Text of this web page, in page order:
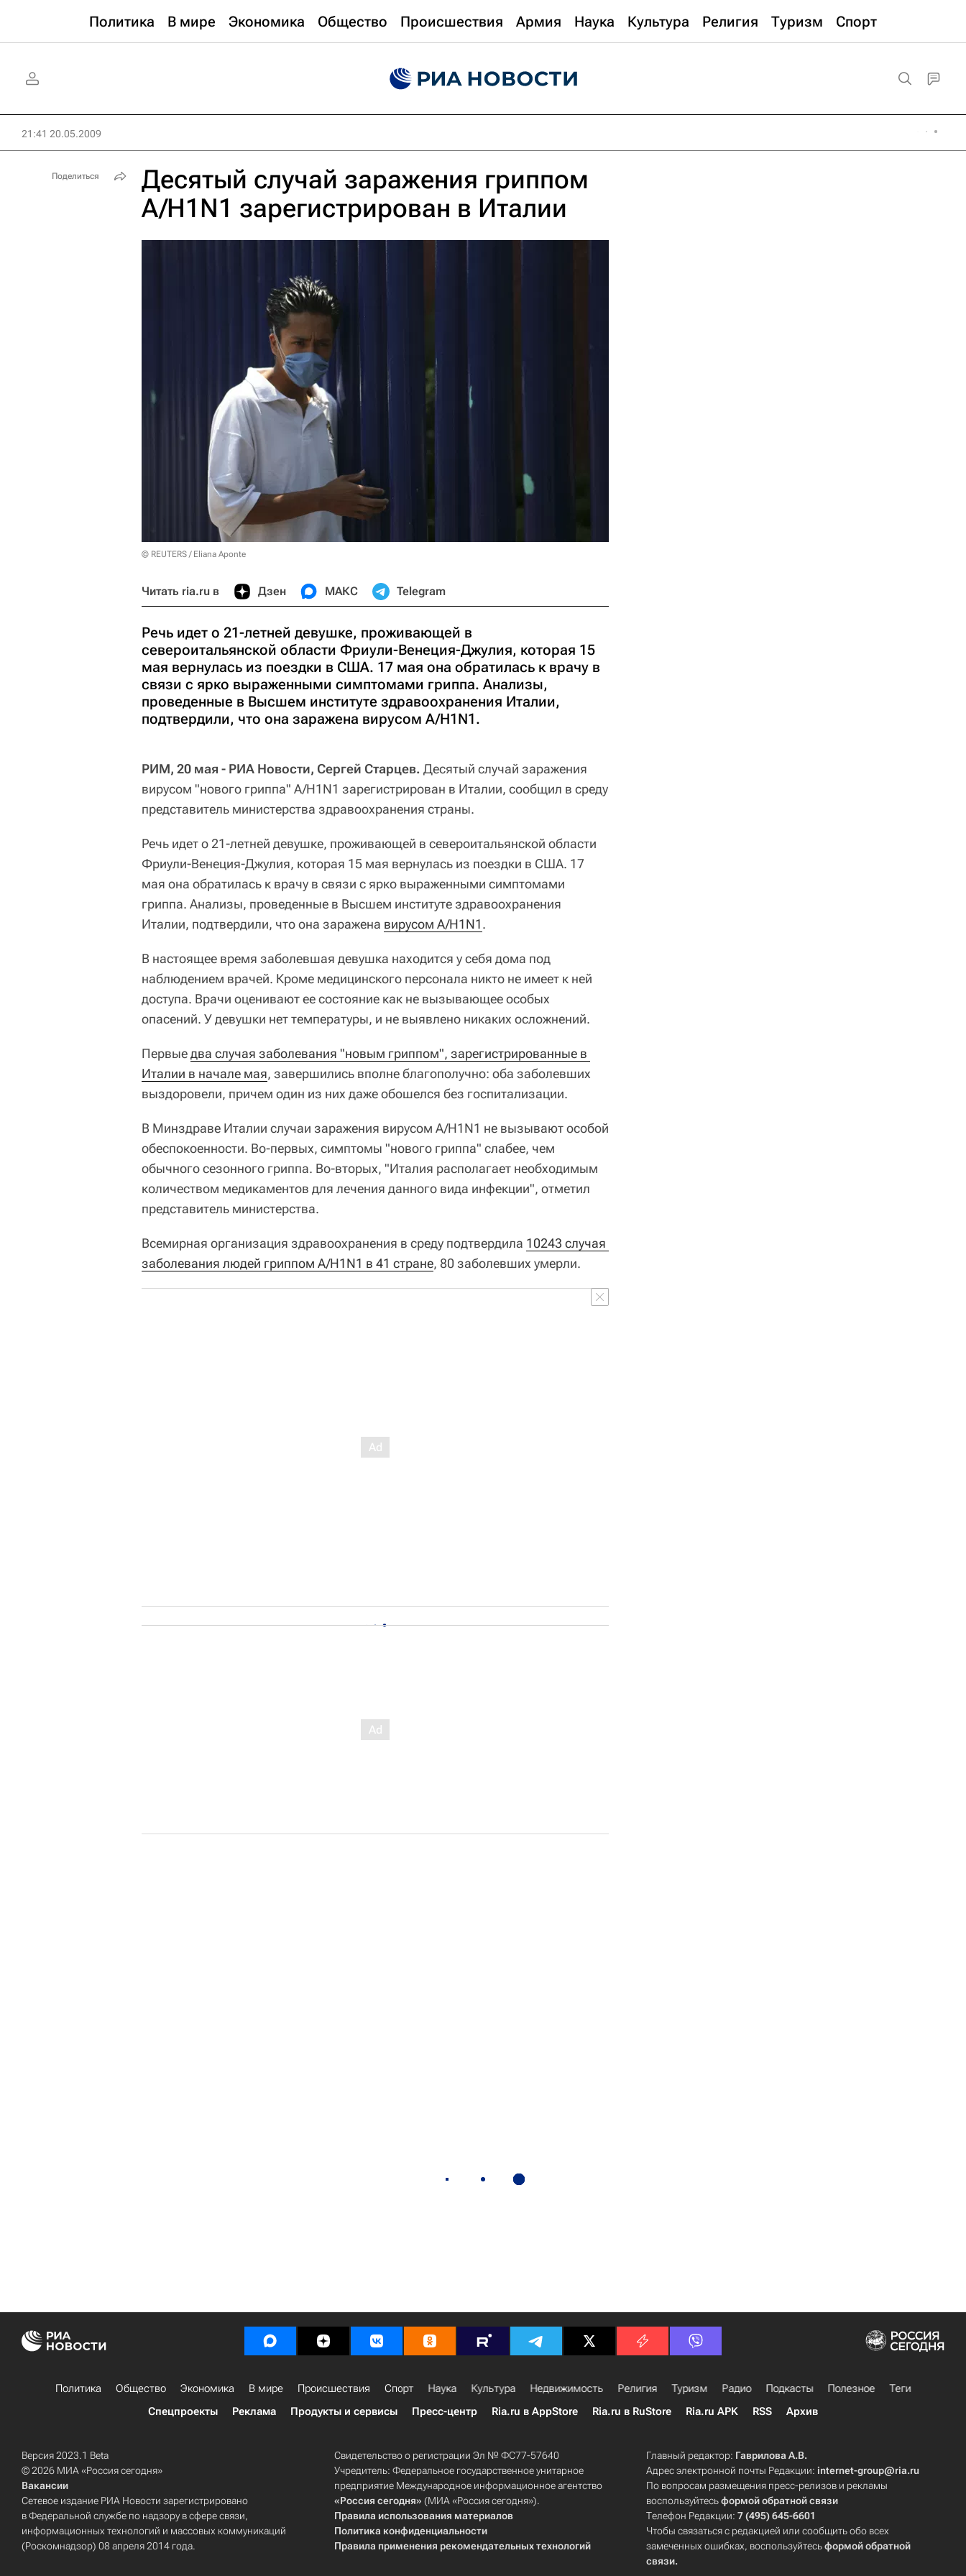
Политика В мире Экономика Общество Происшествия Армия Наука Культура Религия Туризм Спорт
21:41 20.05.2009
Десятый случай заражения гриппом
A/H1N1 зарегистрирован в Италии
© REUTERS / Eliana Aponte
Читать ria.ru в Дзен МАКС Telegram
Речь идет о 21-летней девушке, проживающей в
североитальянской области Фриули-Венеция-Джулия, которая 15
мая вернулась из поездки в США. 17 мая она обратилась к врачу в
связи с ярко выраженными симптомами гриппа. Анализы,
проведенные в Высшем институте здравоохранения Италии,
подтвердили, что она заражена вирусом A/H1N1.
РИМ, 20 мая - РИА Новости, Сергей Старцев. Десятый случай заражения
вирусом "нового гриппа" A/H1N1 зарегистрирован в Италии, сообщил в среду
представитель министерства здравоохранения страны.
Речь идет о 21-летней девушке, проживающей в североитальянской области
Фриули-Венеция-Джулия, которая 15 мая вернулась из поездки в США. 17
мая она обратилась к врачу в связи с ярко выраженными симптомами
гриппа. Анализы, проведенные в Высшем институте здравоохранения
Италии, подтвердили, что она заражена вирусом A/H1N1.
В настоящее время заболевшая девушка находится у себя дома под
наблюдением врачей. Кроме медицинского персонала никто не имеет к ней
доступа. Врачи оценивают ее состояние как не вызывающее особых
опасений. У девушки нет температуры, и не выявлено никаких осложнений.
Первыедва случая заболевания "новым гриппом", зарегистрированные в
Италии в начале мая, завершились вполне благополучно: оба заболевших
выздоровели, причем один из них даже обошелся без госпитализации.
В Минздраве Италии случаи заражения вирусом A/H1N1 не вызывают особой
обеспокоенности. Во-первых, симптомы "нового гриппа" слабее, чем
обычного сезонного гриппа. Во-вторых, "Италия располагает необходимым
количеством медикаментов для лечения данного вида инфекции", отметил
представитель министерства.
Всемирная организация здравоохранения в среду подтвердила 10243 случая
заболевания людей гриппом A/H1N1 в 41 стране, 80 заболевших умерли.
Поделиться
Политика Общество Экономика В мире Происшествия Спорт Наука Культура Недвижимость Религия Туризм Радио Подкасты Полезное
Теги
Спецпроекты
Реклама Продукты и сервисы Пресс-центр Ria.ru в AppStore Ria.ru в RuStore Ria.ru APK RSS Архив
Версия 2023.1 Beta
© 2026 МИА «Россия сегодня»
Вакансии
Сетевое издание РИА Новости зарегистрировано
в Федеральной службе по надзору в сфере связи,
информационных технологий и массовых коммуникаций
(Роскомнадзор) 08 апреля 2014 года.
Свидетельство о регистрации Эл № ФС77-57640
Учредитель: Федеральное государственное унитарное
предприятие Международное информационное агентство
«Россия сегодня» (МИА «Россия сегодня»).
Правила использования материалов
Политика конфиденциальности
Правила применения рекомендательных технологий
Главный редактор: Гаврилова А.В.
Адрес электронной почты Редакции:internet-group@ria.ru
По вопросам размещения пресс-релизов и рекламы
воспользуйтесьформой обратной связи
Телефон Редакции:7 (495) 645-6601
Чтобы связаться с редакцией или сообщить обо всех
замеченных ошибках, воспользуйтесьформой обратной
связи.